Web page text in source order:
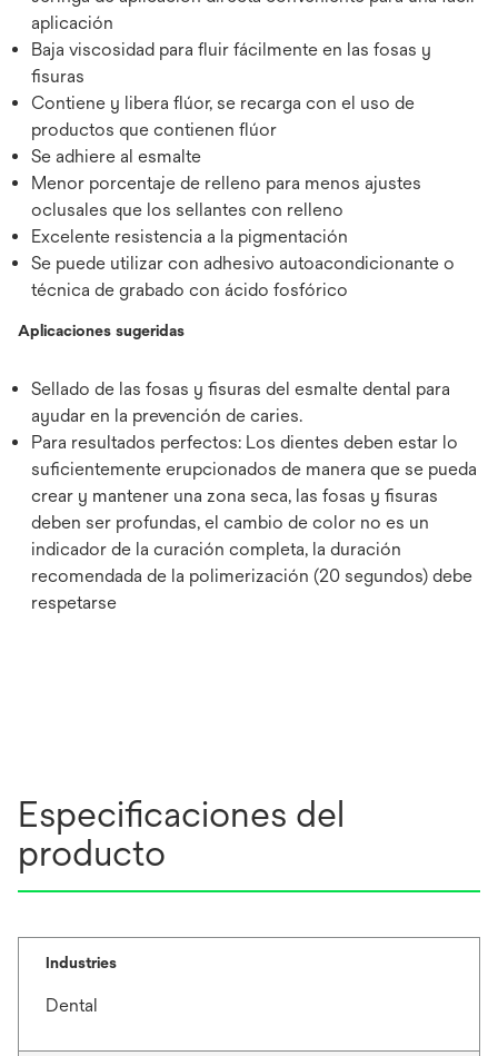
aplicación
Baja viscosidad para fluir fácilmente en las fosas y
fisuras
Contiene y libera flúor, se recarga con el uso de
productos que contienen flúor
Se adhiere al esmalte
Menor porcentaje de relleno para menos ajustes
oclusales que los sellantes con relleno
Excelente resistencia a la pigmentación
Se puede utilizar con adhesivo autoacondicionante o
técnica de grabado con ácido fosfórico
Aplicaciones sugeridas
Sellado de las fosas y fisuras del esmalte dental para
ayudar en la prevención de caries.
Para resultados perfectos: Los dientes deben estar lo
suficientemente erupcionados de manera que se pueda
crear y mantener una zona seca, las fosas y fisuras
deben ser profundas, el cambio de color no es un
indicador de la curación completa, la duración
recomendada de la polimerización (20 segundos) debe
respetarse
Especificaciones del
producto
Industries
Dental